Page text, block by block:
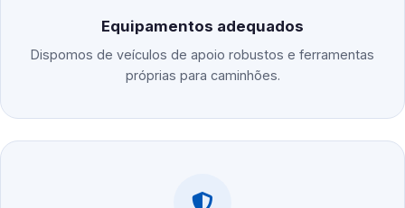
Equipamentos adequados
Dispomos de veículos de apoio robustos e ferramentas
próprias para caminhões.